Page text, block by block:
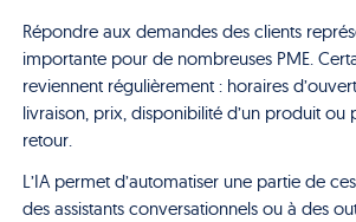
Répondre aux demandes des clients
importante pour de nombreuses PME.
reviennent régulièrement : horaires
livraison, prix, disponibilité d’un produit ou
retour.
L’IA permet d’automatiser une partie de
des assistants conversationnels ou à des